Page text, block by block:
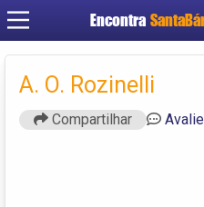
Encontra
A. O. Rozinelli
Compartilhar